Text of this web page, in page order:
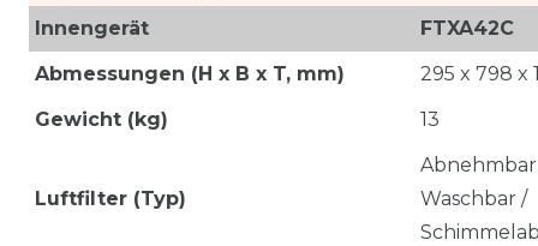
Innengerät
FTXA42C
Abmessungen (H x B x T, mm)
295 x 798 x
Gewicht (kg)
13
Luftfilter (Typ)
Waschbar /